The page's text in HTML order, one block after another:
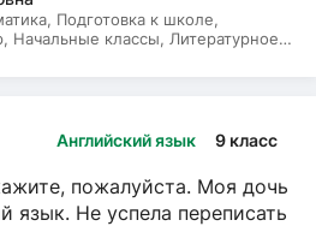
Подготовка к школе,
классы, Литературное
Английский язык 9 класс
пожалуйста. Моя дочь
язык. Не успела переписать